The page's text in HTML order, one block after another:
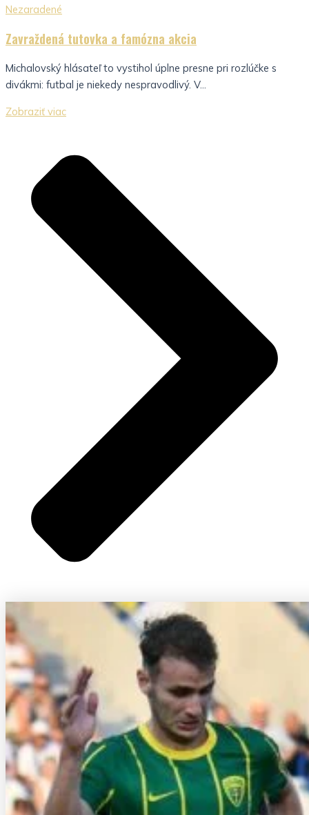
Nezaradené
Zavraždená tutovka a famózna akcia
Michalovský hlásateľ to vystihol úplne presne pri rozlúčke s
divákmi: futbal je niekedy nespravodlivý. V...
Zobraziť viac